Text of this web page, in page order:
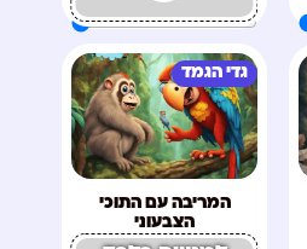
גדי הגמד
המריבה עם התוכי
הצבעוני